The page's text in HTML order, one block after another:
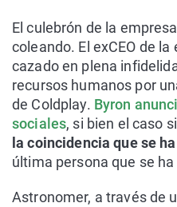
El culebrón de la
coleando. El exCEO de
cazado en plena
recursos humanos por
de Coldplay. Byron
sociales, si bien el caso
la coincidencia que se
última persona que se
Astronomer, a través de